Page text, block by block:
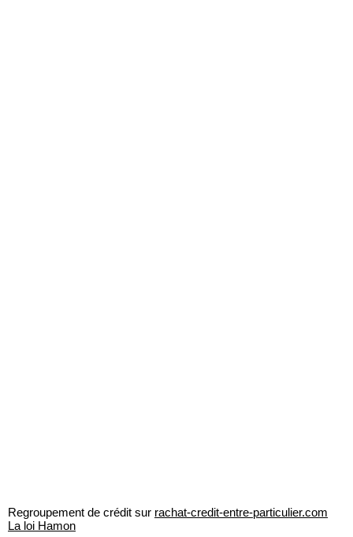
Regroupement de crédit sur rachat-credit-entre-particulier.com
La loi Hamon